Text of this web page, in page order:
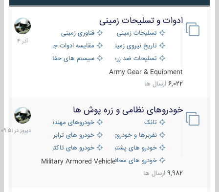
ادوات و تسلیحات زمینی
تسلیحات زمینی
فناوری زمینی
تاریخ نیروی زمینی
مقایسه ادوات جنگی
تسلیحات ضد زره
سیستم های حفاظت فعال
Army Gear & Equipment
6,022 ارسال ها
21
آذر
1404
خودروهای نظامی و زره پوش ها
تانک
خودروهای مهندسی
نفربرها و خودروی های رزمی پیاده نظام
خودرو های ترابری نظامی
خودرو های پشتیبانی آتش ، شناسایی و ضد تانک
خودرو های تاکتیکی نظامی
خودرو های محافظت شدهMilitary Armored Vehicle
9,982 ارسال ها
دیروز
در
09:51